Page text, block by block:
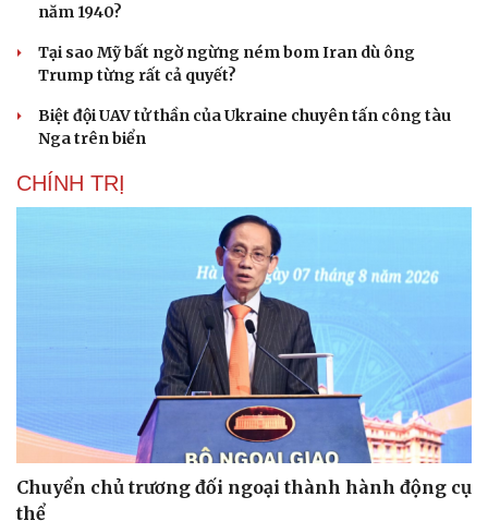
năm 1940?
Tại sao Mỹ bất ngờ ngừng ném bom Iran dù ông
Trump từng rất cả quyết?
Biệt đội UAV tử thần của Ukraine chuyên tấn công tàu
Nga trên biển
CHÍNH TRỊ
Chuyển chủ trương đối ngoại thành hành động cụ
thể